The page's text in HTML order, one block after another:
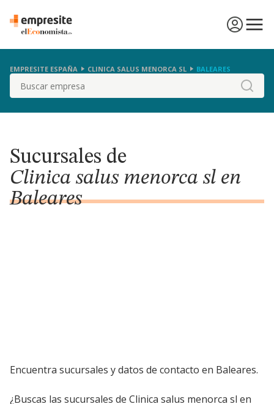
EMPRESITE ESPAÑA CLINICA SALUS MENORCA SL BALEARES
Buscar
Sucursales de
Clinica salus menorca sl en
Baleares
Encuentra sucursales y datos de contacto en Baleares.
¿Buscas las sucursales de Clinica salus menorca sl en